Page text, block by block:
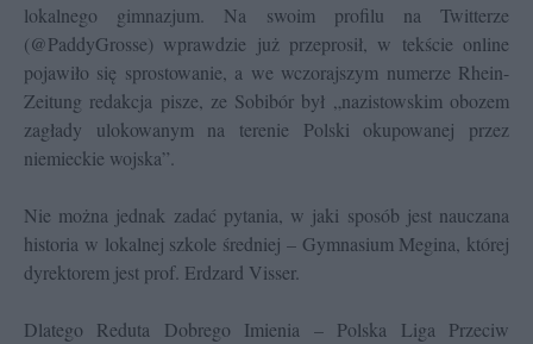
lokalnego gimnazjum. Na swoim profilu na Twitterze
(@PaddyGrosse) wprawdzie już przeprosił, w tekście online
pojawiło się sprostowanie, a we wczorajszym numerze Rhein-
Zeitung redakcja pisze, ze Sobibór był „nazistowskim obozem
zagłady ulokowanym na terenie Polski okupowanej przez
niemieckie wojska”.
Nie można jednak zadać pytania, w jaki sposób jest nauczana
historia w lokalnej szkole średniej – Gymnasium Megina, której
dyrektorem jest prof. Erdzard Visser.
Dlatego Reduta Dobrego Imienia – Polska Liga Przeciw